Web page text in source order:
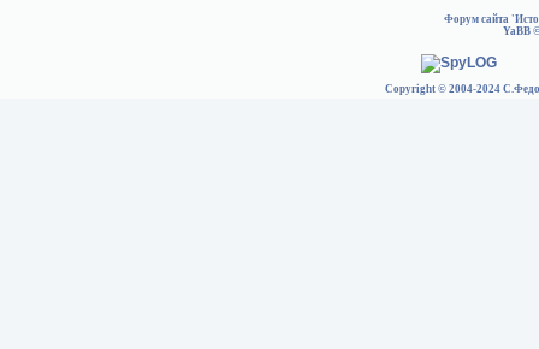
Форум сайта
YaBB
Copyright © 2004-2024